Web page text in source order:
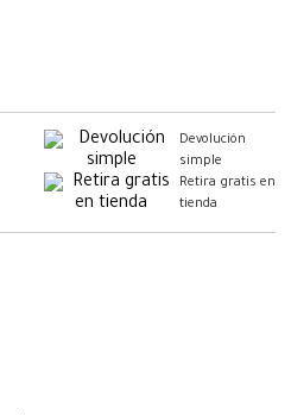
Devolución
simple
Retira gratis en
tienda